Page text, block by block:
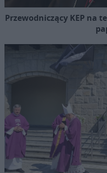
Przewodniczący KEP na